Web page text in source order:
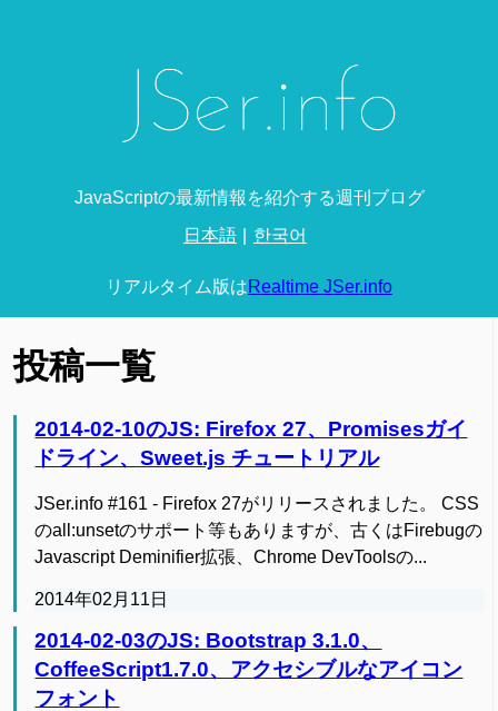
JavaScriptの最新情報を紹介する週刊ブログ
日本語 한국어
リアルタイム版はRealtime JSer.info
投稿一覧
2014-02-10のJS: Firefox 27、Promisesガイ
ドライン、Sweet.js チュートリアル
JSer.info #161 - Firefox 27がリリースされました。 CSS
のall:unsetのサポート等もありますが、古くはFirebugの
Javascript Deminifier拡張、Chrome DevToolsの...
2014年02月11日
2014-02-03のJS: Bootstrap 3.1.0、
CoffeeScript1.7.0、アクセシブルなアイコン
フォント